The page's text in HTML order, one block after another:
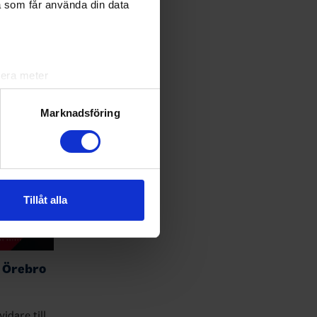
får använda din data
meter
. Du kan ändra
information från din enhet
kombinera informationen
Marknadsföring
Tillåt alla
Örebro